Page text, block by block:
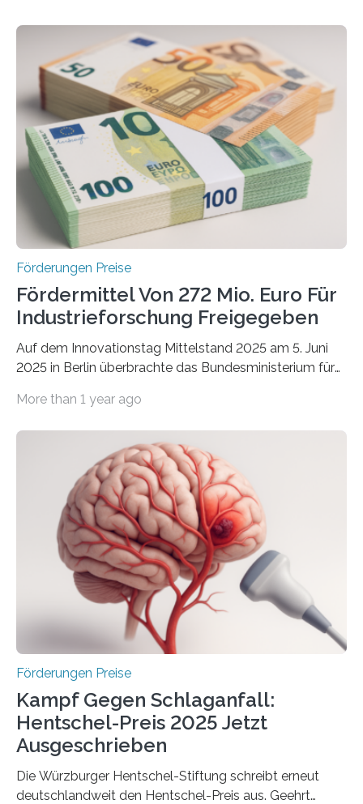
Förderungen Preise
Fördermittel Von 272 Mio. Euro Für
Industrieforschung Freigegeben
Auf dem Innovationstag Mittelstand 2025 am 5. Juni
2025 in Berlin überbrachte das Bundesministerium für
Überplanmäßige Verpflichtungsermächtigungen in
Woche vom Haushaltsausschuss freigegeben – unter
anderem zur Unterstützung der
Industrieforschungsprogramme Industrielle
Gemeinschaftsforschung (IGF), Zentrales
Innovationsprogramm Mittelstand (ZIM) und
Innovationskompetenz INNO-KOM. Auf dem
Innovationstag Mittelstand 2025 am 5. Juni 2025 in
Berlin überbrachte das Bundesministerium für
Wirtschaft und Energie eine gute Nachricht:
Überplanmäßige Verpflichtungsermächtigungen in
More than 1 year ago
Förderungen Preise
Kampf Gegen Schlaganfall:
Hentschel-Preis 2025 Jetzt
Ausgeschrieben
Die Würzburger Hentschel-Stiftung schreibt erneut
deutschlandweit den Hentschel-Preis aus. Geehrt